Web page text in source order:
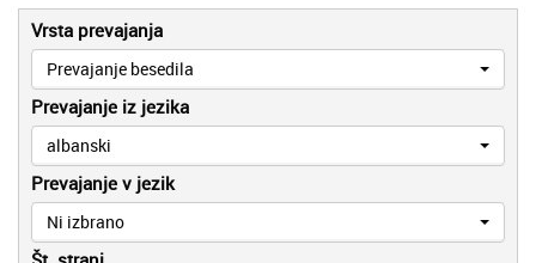
Vrsta prevajanja
Prevajanje besedila
Prevajanje iz jezika
albanski
Prevajanje v jezik
Ni izbrano